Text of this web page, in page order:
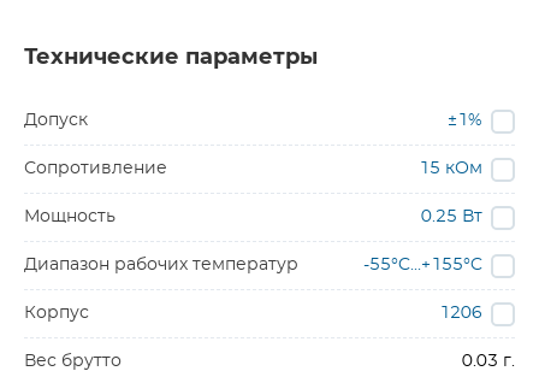
Технические параметры
Допуск ±1%
Сопротивление 15 кОм
Мощность 0.25 Вт
Диапазон рабочих температур -55°C...+155°C
Корпус 1206
Вес брутто 0.03 г.